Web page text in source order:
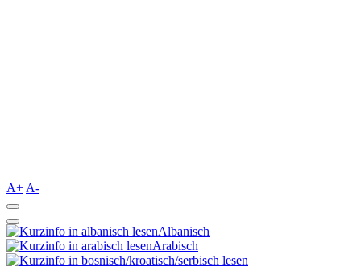
A+ A-
Albanisch
Arabisch